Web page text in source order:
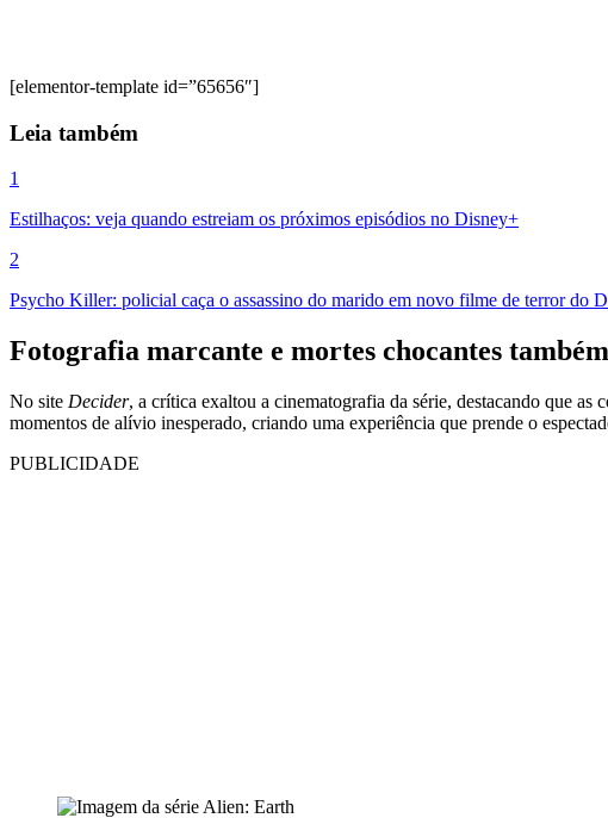
[elementor-template id=”65656″]
Leia também
1
Estilhaços: veja quando estreiam os próximos episódios no Disney+
2
Psycho Killer: policial caça o assassino do marido em novo filme de terror do
Fotografia marcante e mortes chocantes
No site Decider, a crítica exaltou a cinematografia da série, destacando que
momentos de alívio inesperado, criando uma experiência que prende o
PUBLICIDADE